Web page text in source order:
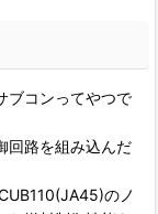
ブコンってやつで
回路を組み込んだ
のノ